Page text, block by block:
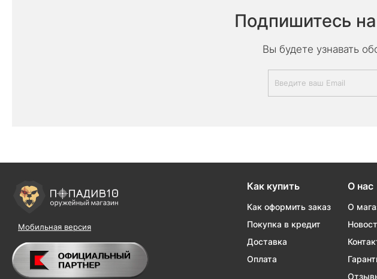
Подпишитесь
Вы будете узнавать
Мобильная версия
Как купить
Как оформить заказ
Покупка в кредит
Доставка
Оплата
О нас
О